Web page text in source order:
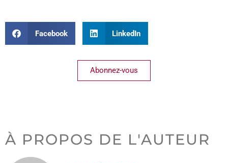
Facebook LinkedIn
Abonnez-vous
À PROPOS DE L'AUTEUR